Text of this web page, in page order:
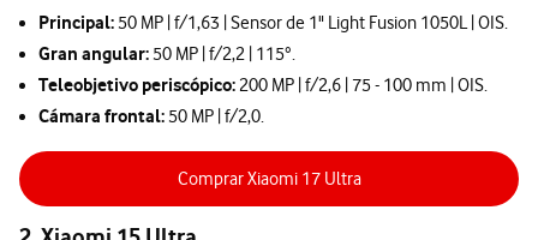
Principal: 50 MP | f/1,63 | Sensor de 1" Light Fusion 1050L | OIS.
Gran angular: 50 MP | f/2,2 | 115°.
Teleobjetivo periscópico: 200 MP | f/2,6 | 75 - 100 mm | OIS.
Cámara frontal: 50 MP | f/2,0.
Comprar Xiaomi 17 Ultra